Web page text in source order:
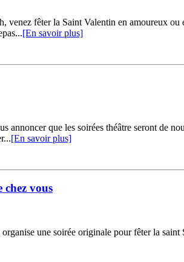
venez fêter la Saint Valentin en amoureux
[En savoir plus]
annoncer que les soirées théâtre seront de
[En savoir plus]
chez vous
une soirée originale pour fêter la